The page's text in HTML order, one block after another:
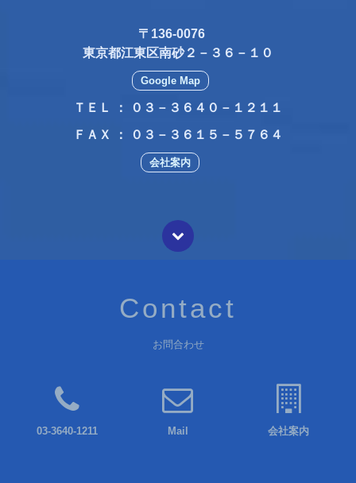
〒136-0076
東京都江東区南砂２－３６－１０
Google Map
ＴＥＬ ： ０３－３６４０－１２１１
ＦＡＸ ： ０３－３６１５－５７６４
会社案内
Contact
お問合わせ
03-3640-1211 Mail 会社案内